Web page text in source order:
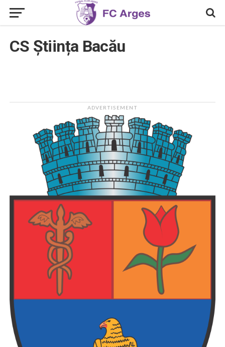
CS Știința Bacău
ADVERTISEMENT